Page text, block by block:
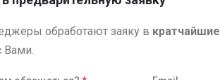
обработают заяку в кратчайшие
Вами.